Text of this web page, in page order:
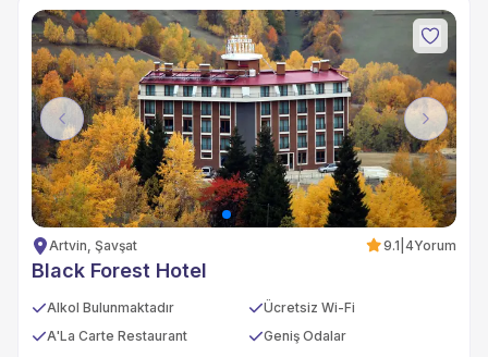
Previous Next
Artvin, Şavşat 9.1 4Yorum
Black Forest Hotel
Alkol Bulunmaktadır
Ücretsiz Wi-Fi
A'La Carte Restaurant
Geniş Odalar